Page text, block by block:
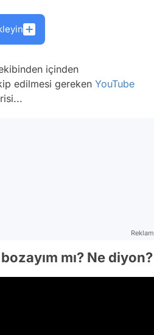
içinden
edilmesi gereken YouTube
Reklam
mı? Ne diyon?